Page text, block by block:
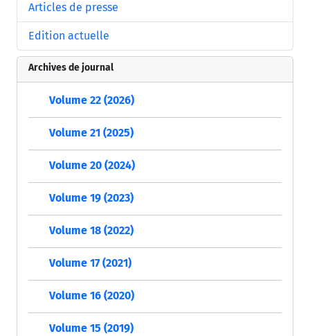
Articles de presse
Edition actuelle
Archives de journal
Volume 22 (2026)
Volume 21 (2025)
Volume 20 (2024)
Volume 19 (2023)
Volume 18 (2022)
Volume 17 (2021)
Volume 16 (2020)
Volume 15 (2019)